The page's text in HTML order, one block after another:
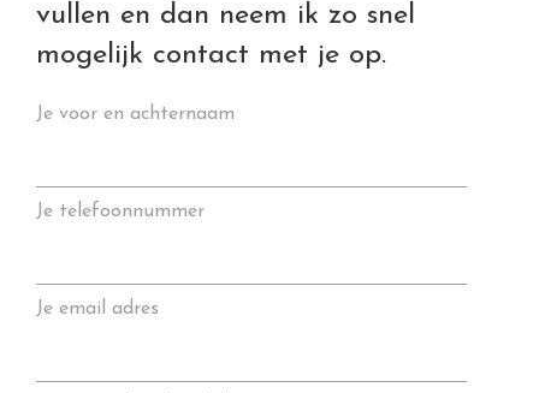
vullen en dan neem ik zo snel
mogelijk contact met je op.
Je voor en achternaam
Je telefoonnummer
Je email adres